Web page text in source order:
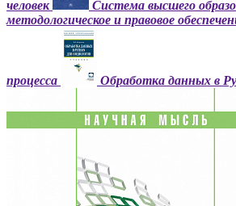
человек
Система высшего
методологическое и правовое
процесса Обработка данных в